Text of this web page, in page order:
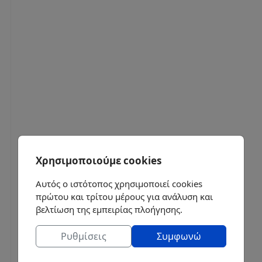
Χρησιμοποιούμε cookies
Αυτός ο ιστότοπος χρησιμοποιεί cookies
πρώτου και τρίτου μέρους για ανάλυση και
βελτίωση της εμπειρίας πλοήγησης.
Ρυθμίσεις Συμφωνώ